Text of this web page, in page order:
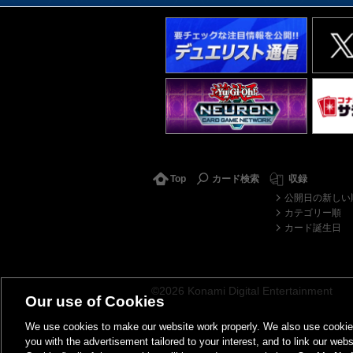
Top カード検索
収録
公開日の新しい
カテゴリー順
カード誕生日
©2026 Konami Digital Entertainment
Our use of Cookies
We use cookies to make our website work properly. We also use
you with the advertisement tailored to your interest, and to link our